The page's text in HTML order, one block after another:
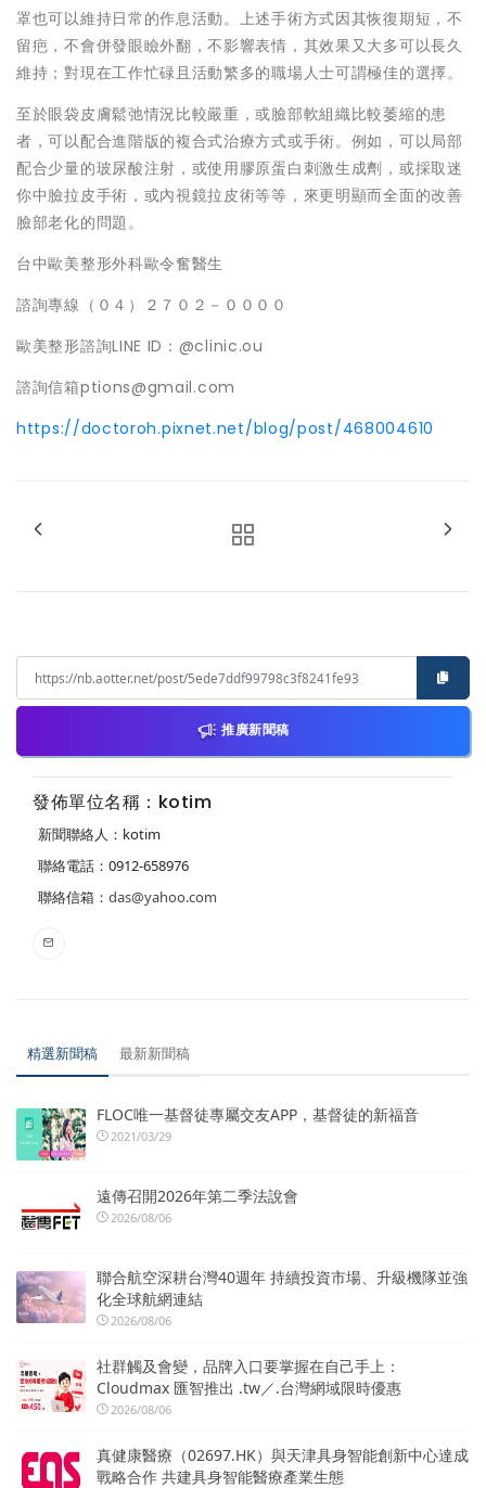
罩也可以維持日常的作息活動。上述手術方式因其恢復期短，不
留疤，不會併發眼瞼外翻，不影響表情，其效果又大多可以長久
維持；對現在工作忙碌且活動繁多的職場人士可謂極佳的選擇。
至於眼袋皮膚鬆弛情況比較嚴重，或臉部軟組織比較萎縮的患
者，可以配合進階版的複合式治療方式或手術。例如，可以局部
配合少量的玻尿酸注射，或使用膠原蛋白刺激生成劑，或採取迷
你中臉拉皮手術，或內視鏡拉皮術等等，來更明顯而全面的改善
臉部老化的問題。
台中歐美整形外科歐令奮醫生
諮詢專線（０４）２７０２－００００
歐美整形諮詢LINE ID：@clinic.ou
諮詢信箱ptions@gmail.com
https://doctoroh.pixnet.net/blog/post/468004610
推廣新聞稿
發佈單位名稱：kotim
新聞聯絡人：kotim
聯絡電話：0912-658976
聯絡信箱： das@yahoo.com
精選新聞稿 最新新聞稿
FLOC唯一基督徒專屬交友APP，基督徒的新福音
2021/03/29
遠傳召開2026年第二季法說會
2026/08/06
聯合航空深耕台灣40週年 持續投資市場、升級機隊並強
化全球航網連結
2026/08/06
社群觸及會變，品牌入口要掌握在自己手上：
Cloudmax 匯智推出 .tw／.台灣網域限時優惠
2026/08/06
真健康醫療（02697.HK）與天津具身智能創新中心達成
戰略合作 共建具身智能醫療產業生態